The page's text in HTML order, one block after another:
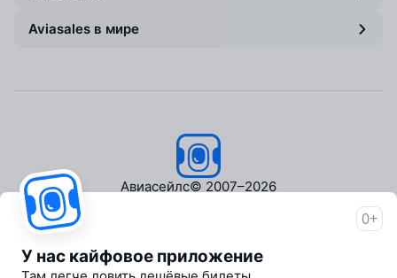
Aviasales в мире
Авиасейлс© 2007–2026
Пресс‑центр
Travelpayouts
0+
У нас кайфовое приложение